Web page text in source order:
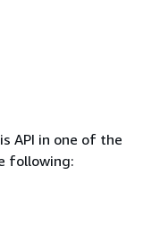
API in one of the
following: